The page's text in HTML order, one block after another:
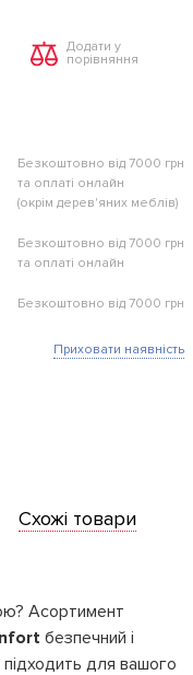
Додати у
порівняння
Безкоштовно від 7000 грн
та оплаті онлайн
(окрім дерев'яних меблів)
Безкоштовно від 7000 грн
та оплаті онлайн
Безкоштовно від 7000 грн
Приховати наявність
Схожі товари
Асортимент
безпечний і
для вашого